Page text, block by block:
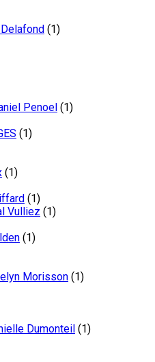
(1)
Penoel (1)
(1)
(1)
(1)
Vulliez (1)
(1)
Morisson (1)
Dumonteil (1)